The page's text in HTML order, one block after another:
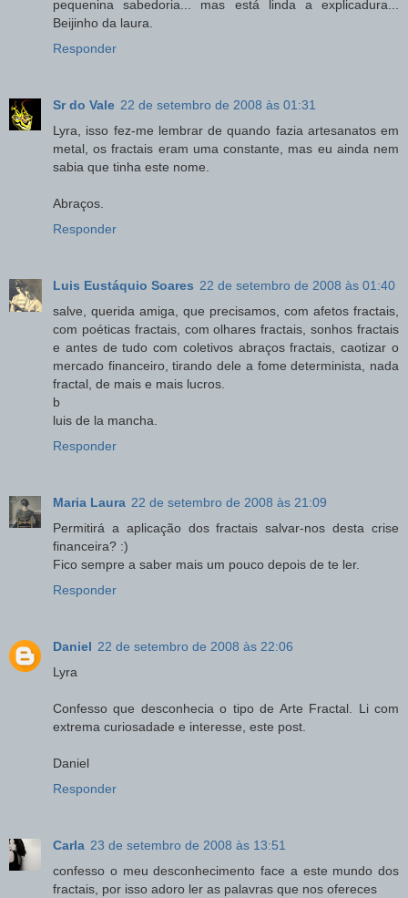
pequenina sabedoria... mas está linda a explicadura...
Beijinho da laura.
Responder
Sr do Vale 22 de setembro de 2008 às 01:31
Lyra, isso fez-me lembrar de quando fazia artesanatos em
metal, os fractais eram uma constante, mas eu ainda nem
sabia que tinha este nome.
Abraços.
Responder
Luis Eustáquio Soares 22 de setembro de 2008 às 01:40
salve, querida amiga, que precisamos, com afetos fractais,
com poéticas fractais, com olhares fractais, sonhos fractais
e antes de tudo com coletivos abraços fractais, caotizar o
mercado financeiro, tirando dele a fome determinista, nada
fractal, de mais e mais lucros.
b
luis de la mancha.
Responder
Maria Laura 22 de setembro de 2008 às 21:09
Permitirá a aplicação dos fractais salvar-nos desta crise
financeira? :)
Fico sempre a saber mais um pouco depois de te ler.
Responder
Daniel 22 de setembro de 2008 às 22:06
Lyra
Confesso que desconhecia o tipo de Arte Fractal. Li com
extrema curiosadade e interesse, este post.
Daniel
Responder
Carla 23 de setembro de 2008 às 13:51
confesso o meu desconhecimento face a este mundo dos
fractais, por isso adoro ler as palavras que nos ofereces